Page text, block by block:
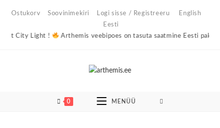
Ostukorv Soovinimekiri Logi sisse / Registreeru
English
Eesti
City Light !
Arthemis veebipoes on tasuta saatmine Eesti
0 MENÜÜ